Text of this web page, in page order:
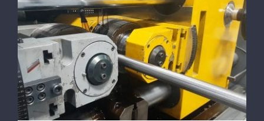
Sonsuz Vida Milli Asansör Teknolojileri